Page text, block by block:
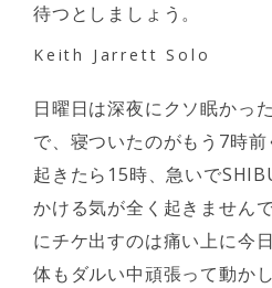
待つとしましょう。
Keith Jarrett Solo
日曜日は深夜にクソ眠かっ
で、寝ついたのがもう7時前
起きたら15時、急いで
かける気が全く起きません
にチケ出すのは痛い上に今
体もダルい中頑張って動かし